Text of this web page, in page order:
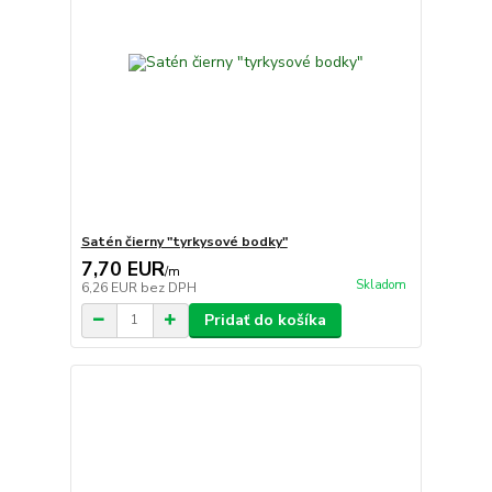
Satén čierny "tyrkysové bodky"
7,70 EUR/m
6,26 EUR bez DPH Skladom
Pridať do košíka